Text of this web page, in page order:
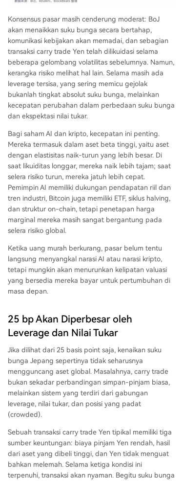
Konsensus pasar masih cenderung moderat: BoJ
akan menaikkan suku bunga secara bertahap,
komunikasi kebijakan akan memadai, dan sebagian
transaksi carry trade Yen telah dilikuidasi selama
beberapa gelombang volatilitas sebelumnya. Namun,
kerangka risiko melihat hal lain. Selama masih ada
leverage tersisa, yang sering memicu gejolak
bukanlah tingkat absolut suku bunga, melainkan
kecepatan perubahan dalam perbedaan suku bunga
dan ekspektasi nilai tukar.
Bagi saham AI dan kripto, kecepatan ini penting.
Mereka termasuk dalam aset beta tinggi, yaitu aset
dengan elastisitas naik-turun yang lebih besar. Di
saat likuiditas longgar, mereka naik lebih tajam; saat
selera risiko turun, mereka jatuh lebih cepat.
Pemimpin AI memiliki dukungan pendapatan riil dan
tren industri, Bitcoin juga memiliki ETF, siklus halving,
dan struktur on-chain, tetapi penetapan harga
marginal mereka masih sangat bergantung pada
selera risiko global.
Ketika uang murah berkurang, pasar belum tentu
langsung menyangkal narasi AI atau narasi kripto,
tetapi mungkin akan menurunkan kelipatan valuasi
yang bersedia mereka bayar untuk pertumbuhan di
masa depan.
25 bp Akan Diperbesar oleh
Leverage dan Nilai Tukar
Jika dilihat dari 25 basis point saja, kenaikan suku
bunga Jepang sepertinya tidak seharusnya
mengguncang aset global. Masalahnya, carry trade
bukan sekadar perbandingan simpan-pinjam biasa,
melainkan sistem yang terdiri dari gabungan
leverage, nilai tukar, dan posisi yang padat
(crowded).
Sebuah transaksi carry trade Yen tipikal memiliki tiga
sumber keuntungan: biaya pinjam Yen rendah, hasil
dari aset yang dibeli tinggi, dan Yen tidak menguat
bahkan melemah. Selama ketiga kondisi ini
terpenuhi, transaksi akan nyaman. Begitu suku bunga